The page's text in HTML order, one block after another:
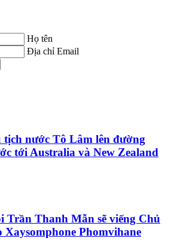
Họ tên
Địa chỉ Email
nước Tô Lâm lên đường
tới Australia và New Zealand
Trần Thanh Mẫn sẽ viếng Chủ
Phomvihane